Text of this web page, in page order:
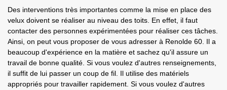
Des interventions très importantes comme la mise en place des
velux doivent se réaliser au niveau des toits. En effet, il faut
contacter des personnes expérimentées pour réaliser ces tâches.
Ainsi, on peut vous proposer de vous adresser à Renolde 60. Il a
beaucoup d'expérience en la matière et sachez qu'il assure un
travail de bonne qualité. Si vous voulez d'autres renseignements,
il suffit de lui passer un coup de fil. Il utilise des matériels
appropriés pour travailler rapidement. Si vous voulez d'autres